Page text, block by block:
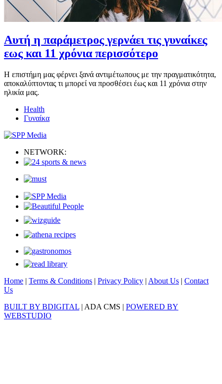
Αυτή η παράμετρος γερνάει τις γυναίκες
εως και 11 χρόνια περισσότερο
Η επιστήμη μας φέρνει ξανά αντιμέτωπους με την πραγματικότητα,
αποκαλύπτοντας τι μπορεί να προσθέσει έως και 11 χρόνια στην
ηλικία μας.
Health
Γυναίκα
NETWORK:
Home | Terms & Conditions | Privacy Policy | About Us | Contact
Us
BUILT BY BDIGITAL | ADA CMS | POWERED BY
WEBSTUDIO